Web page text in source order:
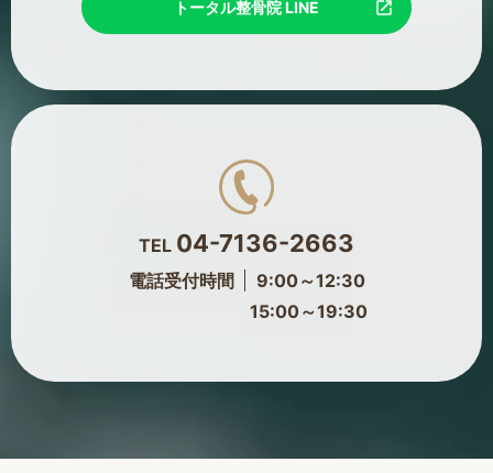
トータル整骨院 LINE
TEL 04-7136-2663
電話受付時間
9:00～12:30
15:00～19:30